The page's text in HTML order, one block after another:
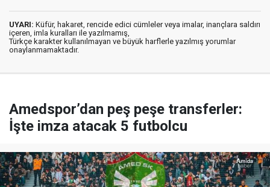
UYARI: Küfür, hakaret, rencide edici cümleler veya imalar, inançlara saldırı
içeren, imla kuralları ile yazılmamış,
Türkçe karakter kullanılmayan ve büyük harflerle yazılmış yorumlar
onaylanmamaktadır.
Amedspor’dan peş peşe transferler:
İşte imza atacak 5 futbolcu